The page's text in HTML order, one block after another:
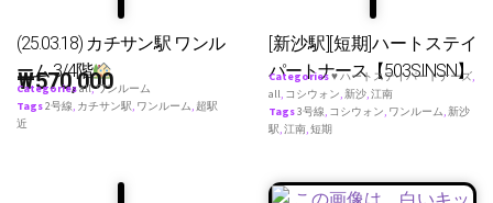
(25.03.18) カチサン駅 ワンル
ーム 3/4階
₩570,000
Categoriesall,ワンルーム
Tags2号線, カチサン駅, ワンルーム, 超駅
近
[新沙駅][短期]ハートステイ
パートナース【503SINSN】
Categories♥ ハートステイパートナーズ,
all, コシウォン,新沙,江南
Tags3号線, コシウォン, ワンルーム,新沙
駅,江南,短期